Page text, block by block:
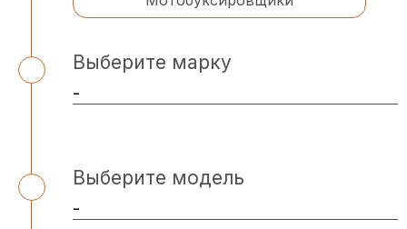
Выберите марку
Выберите модель